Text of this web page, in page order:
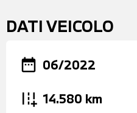
DATI VEICOLO
date_range 06/2022
add_road 14.580 km